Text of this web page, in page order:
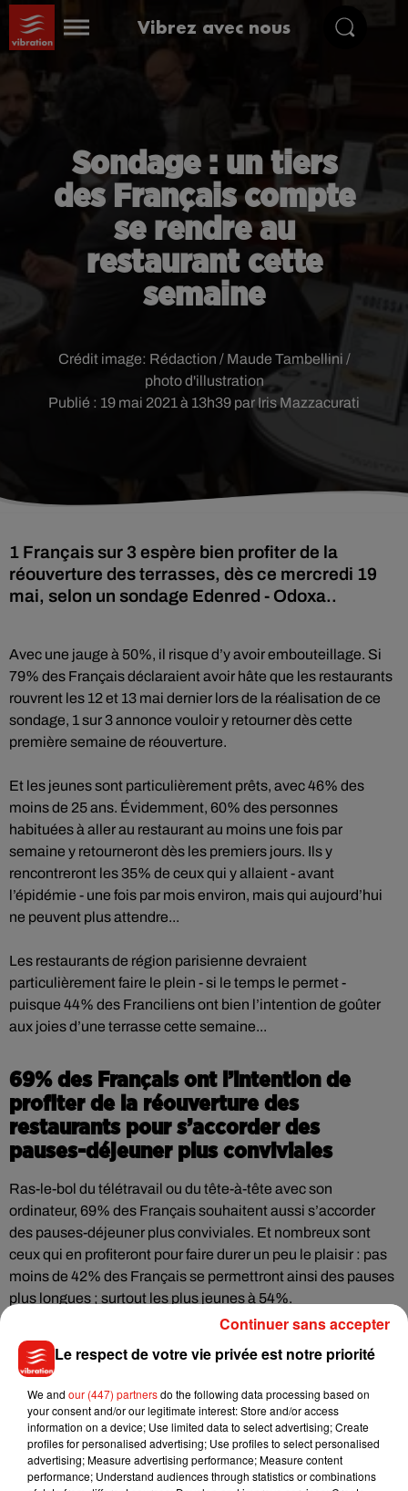
Vibrez avec nous
Sondage : un tiers
des Français compte
se rendre au
restaurant cette
semaine
Publié : 19 mai 2021 à 13h39 par Iris Mazzacurati
Crédit image: Rédaction / Maude Tambellini /
photo d'illustration
1 Français sur 3 espère bien profiter de la
réouverture des terrasses, dès ce mercredi 19
mai, selon un sondage Edenred - Odoxa..
Avec une jauge à 50%, il risque d’y avoir embouteillage. Si
79% des Français déclaraient avoir hâte que les restaurants
rouvrent les 12 et 13 mai dernier lors de la réalisation de ce
sondage, 1 sur 3 annonce vouloir y retourner dès cette
première semaine de réouverture.
Et les jeunes sont particulièrement prêts, avec 46% des
moins de 25 ans. Évidemment, 60% des personnes
habituées à aller au restaurant au moins une fois par
semaine y retourneront dès les premiers jours. Ils y
rencontreront les 35% de ceux qui y allaient - avant
l’épidémie - une fois par mois environ, mais qui aujourd’hui
ne peuvent plus attendre...
Les restaurants de région parisienne devraient
particulièrement faire le plein - si le temps le permet -
puisque 44% des Franciliens ont bien l’intention de goûter
aux joies d’une terrasse cette semaine...
69% des Français ont l’intention de
profiter de la réouverture des
restaurants pour s’accorder des
pauses-déjeuner plus conviviales
Ras-le-bol du télétravail ou du tête-à-tête avec son
ordinateur, 69% des Français souhaitent aussi s’accorder
des pauses-déjeuner plus conviviales. Et nombreux sont
ceux qui en profiteront pour faire durer un peu le plaisir : pas
moins de 42% des Français se permettront ainsi des pauses
plus longues ; surtout les plus jeunes à 54%.
La moitié des Français disent aussi que cela leur permettra
de mieux manger (50% « avec de meilleurs repas », 71% des
manière « plus saine, plus équilibrée ».
Le plafond d’utilisation des titres restaurants a été doublé :
jusqu’en septembre, les salariés pourront dépenser 38€ avec
Le respect de votre vie privée est notre priorité
We and our (447) partnersdo the following data processing based on
your consent and/or our legitimate interest: Store and/or access
information on a device; Use limited data to select advertising; Create
profiles for personalised advertising; Use profiles to select personalised
advertising; Measure advertising performance; Measure content
performance; Understand audiences through statistics or combinations
Continuer sans accepter